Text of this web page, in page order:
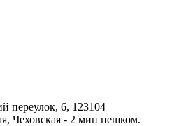
переулок, 6, 123104
Чеховская - 2 мин пешком.